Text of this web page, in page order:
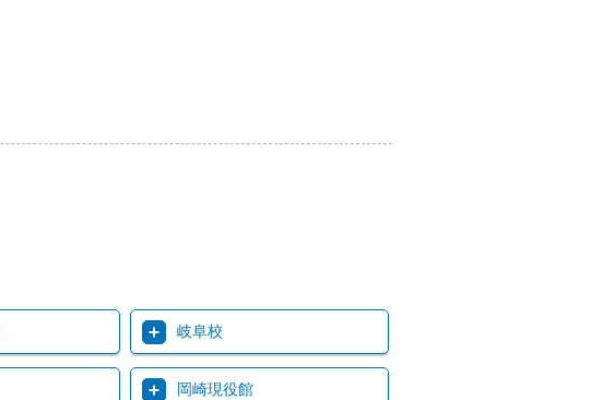
岐阜校
岡崎現役館